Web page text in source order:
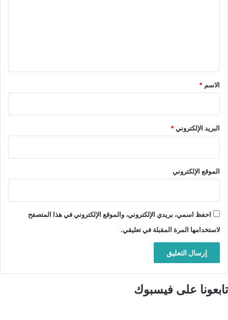
*
الاسم *
البريد الإلكتروني*
الموقع الإلكتروني
احفظ اسمي، بريدي الإلكتروني، والموقع الإلكتروني في هذا المتصفح
لاستخدامها المرة المقبلة في تعليقي.
تابعونا على فيسبوك